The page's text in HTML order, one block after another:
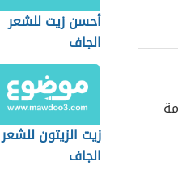
أحسن زيت للشعر
الجاف
زيت الزيتون للشعر
الجاف